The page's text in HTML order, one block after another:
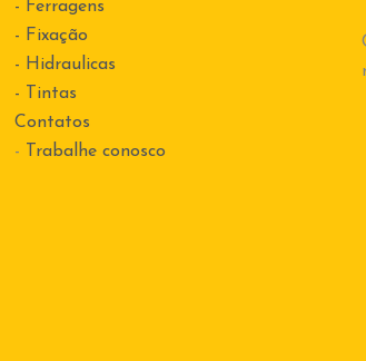
- Ferragens
- Fixação
- Hidraulicas
- Tintas
Contatos
-
Trabalhe conosco